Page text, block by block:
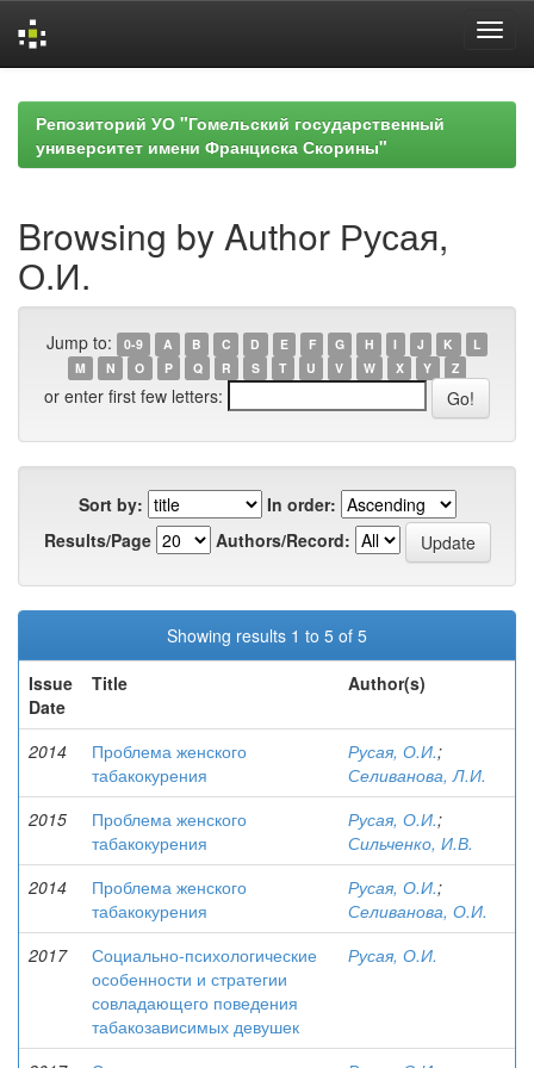
navigationРепозиторий УО "Гомельский государственный
университет имени Франциска Скорины"
Browsing by Author Русая,
О.И.
Jump to: 0-9 A B C D E F G H I J K
L
M
N O P Q R S T U V W X Y Z
or enter first few letters:
Sort by:
In order:
Results/Page
Authors/Record:
Showing results 1 to 5 of 5
Issue
Date
Title Author(s)
2014
Проблема женского
табакокурения
Русая, О.И.;
Селиванова, Л.И.
2015
Проблема женского
табакокурения
Русая, О.И.;
Сильченко, И.В.
2014
Проблема женского
табакокурения
Русая, О.И.;
Селиванова, О.И.
2017
Социально-психологические
особенности и стратегии
совладающего поведения
табакозависимых девушек
Русая, О.И.